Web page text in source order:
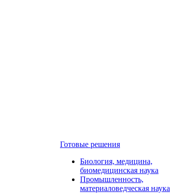
Готовые решения
Биология, медицина,
биомедицинская наука
Промышленность,
материаловедческая наука